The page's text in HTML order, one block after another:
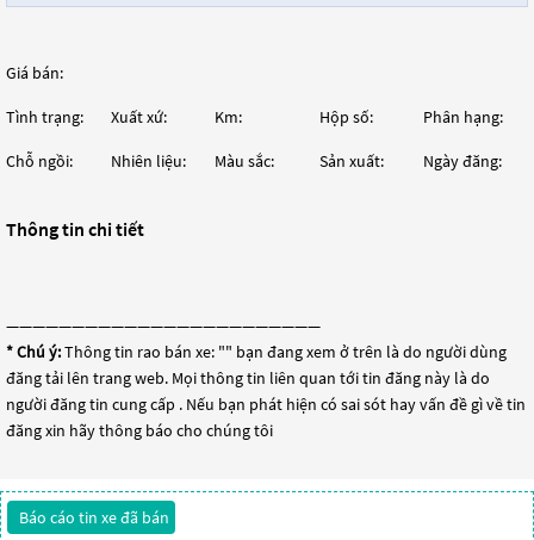
Giá bán:
Tình trạng: Xuất xứ: Km: Hộp số: Phân hạng:
Chỗ ngồi: Nhiên liệu: Màu sắc: Sản xuất: Ngày đăng:
Thông tin chi tiết
————————————————————————
* Chú ý:Thông tin rao bán xe: "" bạn đang xem ở trên là do người dùng
đăng tải lên trang web. Mọi thông tin liên quan tới tin đăng này là do
người đăng tin cung cấp . Nếu bạn phát hiện có sai sót hay vấn đề gì về tin
đăng xin hãy thông báo cho chúng tôi
Báo cáo tin xe đã bán